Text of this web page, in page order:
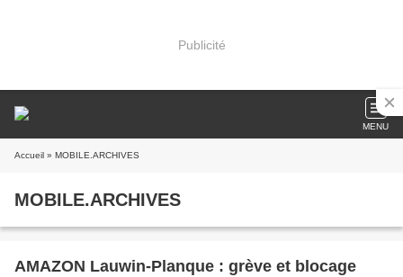
Publicité
MENU
Accueil » MOBILE.ARCHIVES
MOBILE.ARCHIVES
AMAZON Lauwin-Planque : grève et blocage